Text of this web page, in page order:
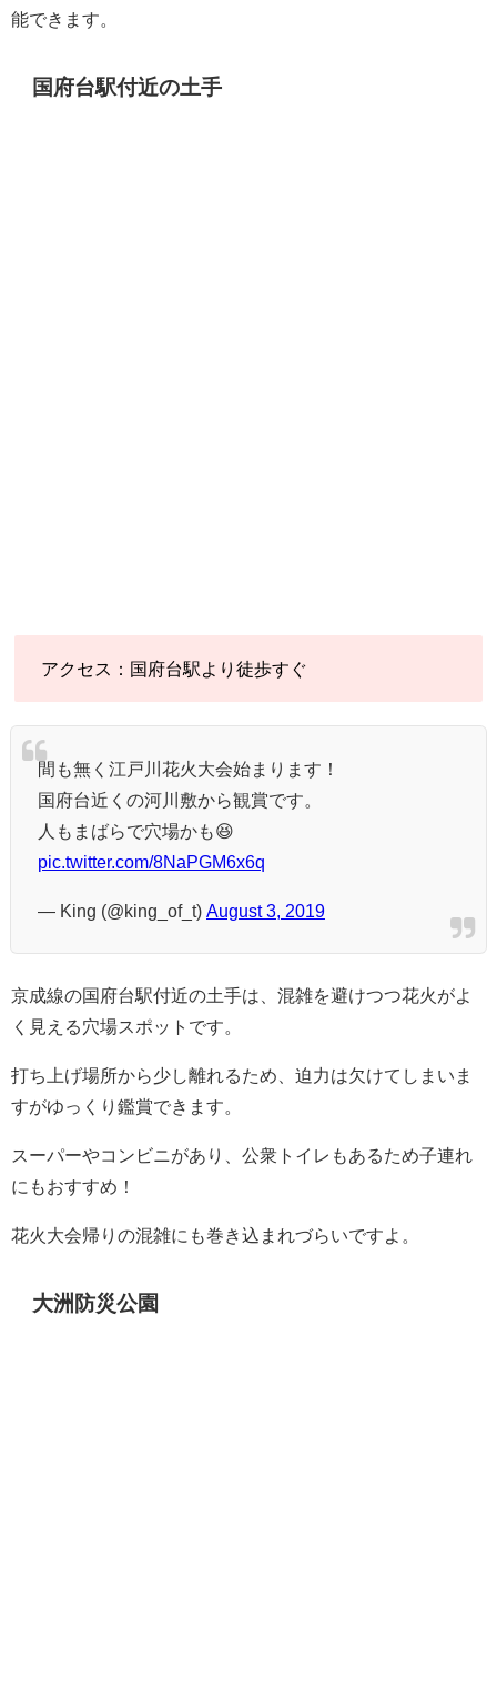
能できます。
国府台駅付近の土手
アクセス：国府台駅より徒歩すぐ
間も無く江戸川花火大会始まります！
国府台近くの河川敷から観賞です。
人もまばらで穴場かも😆
pic.twitter.com/8NaPGM6x6q
— King (@king_of_t) August 3, 2019
京成線の国府台駅付近の土手は、混雑を避けつつ花火がよ
く見える穴場スポットです。
打ち上げ場所から少し離れるため、迫力は欠けてしまいま
すがゆっくり鑑賞できます。
スーパーやコンビニがあり、公衆トイレもあるため子連れ
にもおすすめ！
花火大会帰りの混雑にも巻き込まれづらいですよ。
大洲防災公園